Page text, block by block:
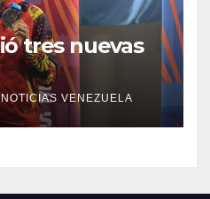
tres nuevas
NOTICIAS VENEZUELA